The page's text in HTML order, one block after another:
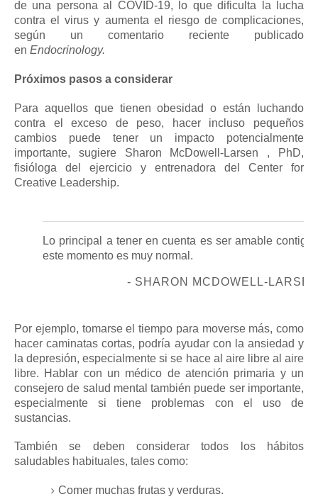
de una persona al COVID-19, lo que dificulta la lucha
contra el virus y aumenta el riesgo de complicaciones,
según un comentario reciente publicado
en Endocrinology.
Próximos pasos a considerar
Para aquellos que tienen obesidad o están luchando
contra el exceso de peso, hacer incluso pequeños
cambios puede tener un impacto potencialmente
importante, sugiere Sharon McDowell-Larsen , PhD,
fisióloga del ejercicio y entrenadora del Center for
Creative Leadership.
Lo principal a tener en cuenta es ser amable
este momento es muy normal.
- SHARON MCDOWELL-
Por ejemplo, tomarse el tiempo para moverse más, como
hacer caminatas cortas, podría ayudar con la ansiedad y
la depresión, especialmente si se hace al aire libre al aire
libre. Hablar con un médico de atención primaria y un
consejero de salud mental también puede ser importante,
especialmente si tiene problemas con el uso de
sustancias.
También se deben considerar todos los hábitos
saludables habituales, tales como:
Comer muchas frutas y verduras.